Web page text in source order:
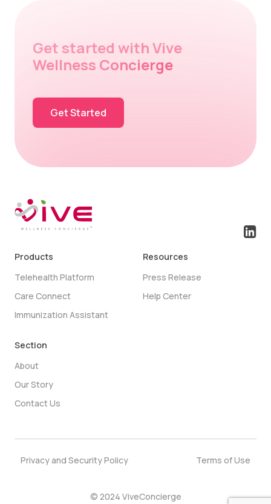
Get started with Vive
Wellness Concierge
Get Started
Products
Telehealth Platform
Care Connect
Immunization Assistant
Resources
Press Release
Help Center
Section
About
Our Story
Contact Us
Privacy and Security Policy Terms of Use
© 2024 ViveConcierge